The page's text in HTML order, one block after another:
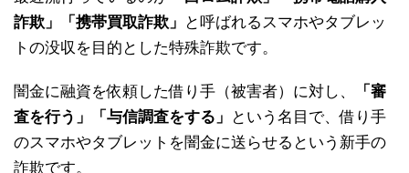
詐欺」「携帯買取詐欺」
と呼ばれるスマホやタブレッ
トの没収を目的とした特殊詐欺です。
闇金に融資を依頼した借り手（被害者）に対し、
「審
査を行う」「与信調査をする」
という名目で、借り手
のスマホやタブレットを闇金に送らせるという新手の
詐欺です。